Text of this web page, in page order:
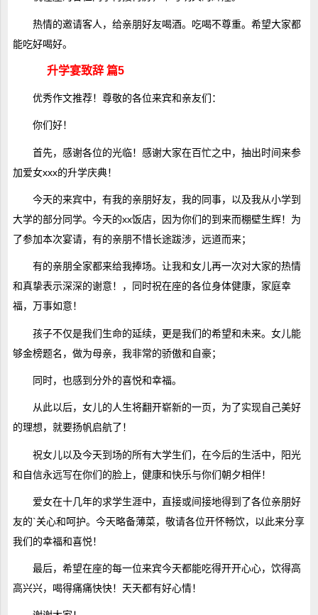
热情的邀请客人，给亲朋好友喝酒。吃喝不尊重。希望大家都
能吃好喝好。
升学宴致辞 篇5
优秀作文推荐！尊敬的各位来宾和亲友们：
你们好！
首先，感谢各位的光临！感谢大家在百忙之中，抽出时间来参
加爱女xxx的升学庆典！
今天的来宾中，有我的亲朋好友，我的同事，以及我从小学到
大学的部分同学。今天的xx饭店，因为你们的到来而棚壁生辉！为
了参加本次宴请，有的亲朋不惜长途跋涉，远道而来；
有的亲朋全家都来给我捧场。让我和女儿再一次对大家的热情
和真挚表示深深的谢意！，同时祝在座的各位身体健康，家庭幸
福，万事如意！
孩子不仅是我们生命的延续，更是我们的希望和未来。女儿能
够金榜题名，做为母亲，我非常的骄傲和自豪；
同时，也感到分外的喜悦和幸福。
从此以后，女儿的人生将翻开崭新的一页，为了实现自己美好
的理想，就要扬帆启航了！
祝女儿以及今天到场的所有大学生们，在今后的生活中，阳光
和自信永远写在你们的脸上，健康和快乐与你们朝夕相伴！
爱女在十几年的求学生涯中，直接或间接地得到了各位亲朋好
友的`关心和呵护。今天略备薄菜，敬请各位开怀畅饮，以此来分享
我们的幸福和喜悦！
最后，希望在座的每一位来宾今天都能吃得开开心心，饮得高
高兴兴，喝得痛痛快快！天天都有好心情！